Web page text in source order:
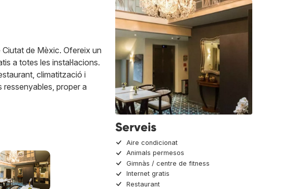
de Mèxic. Ofereix un
a totes les instal·lacions.
climatització i
ressenyables, proper a
Serveis
Aire condicionat
Animals permesos
Gimnàs / centre de fitness
Internet gratis
Restaurant